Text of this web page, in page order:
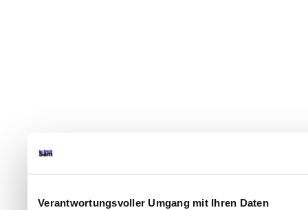
Verantwortungsvoller Umgang mit Ihren Daten